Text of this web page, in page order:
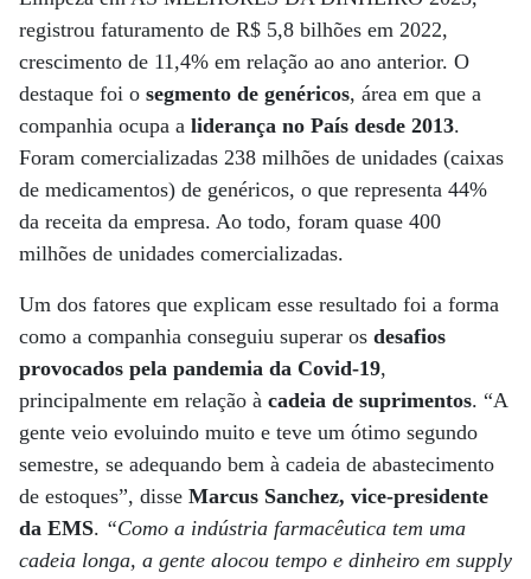
registrou faturamento de R$ 5,8 bilhões em 2022,
crescimento de 11,4% em relação ao ano anterior. O
destaque foi o segmento de genéricos, área em que a
companhia ocupa a liderança no País desde 2013.
Foram comercializadas 238 milhões de unidades (caixas
de medicamentos) de genéricos, o que representa 44%
da receita da empresa. Ao todo, foram quase 400
milhões de unidades comercializadas.
Um dos fatores que explicam esse resultado foi a forma
como a companhia conseguiu superar os desafios
provocados pela pandemia da Covid-19,
principalmente em relação à cadeia de suprimentos. “A
gente veio evoluindo muito e teve um ótimo segundo
semestre, se adequando bem à cadeia de abastecimento
de estoques”, disse Marcus Sanchez, vice-presidente
da EMS. “Como a indústria farmacêutica tem uma
cadeia longa, a gente alocou tempo e dinheiro em supply